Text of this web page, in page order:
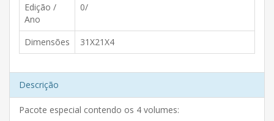
Edição /
Ano
0/
Dimensões 31X21X4
Descrição
Pacote especial contendo os 4 volumes: